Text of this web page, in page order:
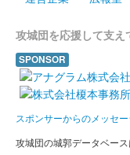
攻城団を応援して支え
SPONSOR
スポンサーからのメッセ
攻城団の城郭データベー